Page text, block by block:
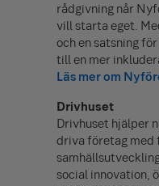
rådgivning når
vill starta eget.
och en satsning
till en mer
Läs mer om
Drivhuset
Drivhuset hjälper
driva företag med
social innovation,